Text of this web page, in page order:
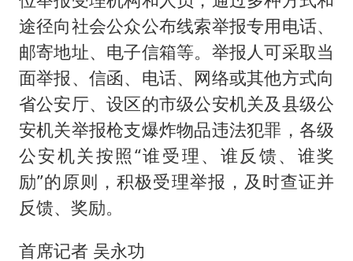
途径向社会公众公布线索举报专用电话、
邮寄地址、电子信箱等。举报人可采取当
面举报、信函、电话、网络或其他方式向
省公安厅、设区的市级公安机关及县级公
安机关举报枪支爆炸物品违法犯罪，各级
公安机关按照“谁受理、谁反馈、谁奖
励”的原则，积极受理举报，及时查证并
反馈、奖励。
首席记者 吴永功